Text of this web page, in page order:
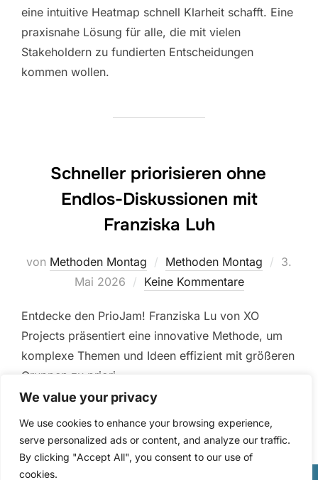
We value your privacy
We use cookies to enhance your browsing experience,
serve personalized ads or content, and analyze our traffic.
By clicking "Accept All", you consent to our use of
cookies.
eine intuitive Heatmap schnell Klarheit schafft. Eine
praxisnahe Lösung für alle, die mit vielen
Stakeholdern zu fundierten Entscheidungen
kommen wollen.
Schneller priorisieren ohne
Endlos-Diskussionen mit
Franziska Luh
von Methoden Montag Methoden Montag
3.
Mai 2026
Keine Kommentare
Entdecke den PrioJam! Franziska Lu von XO
Projects präsentiert eine innovative Methode, um
komplexe Themen und Ideen effizient mit größeren
Gruppen zu priori…